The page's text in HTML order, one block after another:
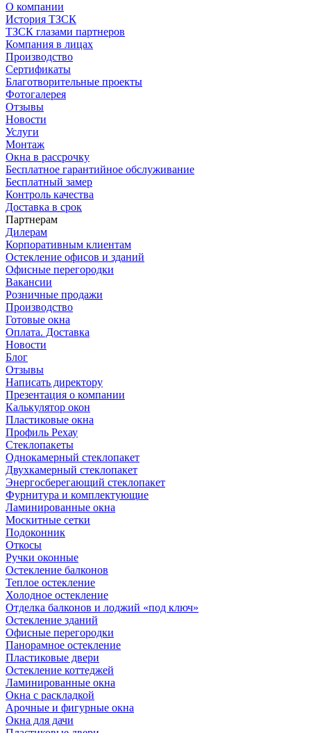
О компании
История ТЗСК
ТЗСК глазами партнеров
Компания в лицах
Производство
Сертификаты
Благотворительные проекты
Фотогалерея
Отзывы
Новости
Услуги
Монтаж
Окна в рассрочку
Бесплатное гарантийное обслуживание
Бесплатный замер
Контроль качества
Доставка в срок
Партнерам
Дилерам
Корпоративным клиентам
Остекление офисов и зданий
Офисные перегородки
Вакансии
Розничные продажи
Производство
Готовые окна
Оплата. Доставка
Новости
Блог
Отзывы
Написать директору
Презентация о компании
Калькулятор окон
Пластиковые окна
Профиль Рехау
Стеклопакеты
Однокамерный стеклопакет
Двухкамерный стеклопакет
Энергосберегающий стеклопакет
Фурнитура и комплектующие
Ламинированные окна
Москитные сетки
Подоконник
Откосы
Ручки оконные
Остекление балконов
Теплое остекление
Холодное остекление
Отделка балконов и лоджий «под ключ»
Остекление зданий
Офисные перегородки
Панорамное остекление
Пластиковые двери
Остекление коттеджей
Ламинированные окна
Окна с раскладкой
Арочные и фигурные окна
Окна для дачи